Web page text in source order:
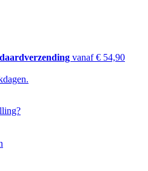
vanaf € 54,90